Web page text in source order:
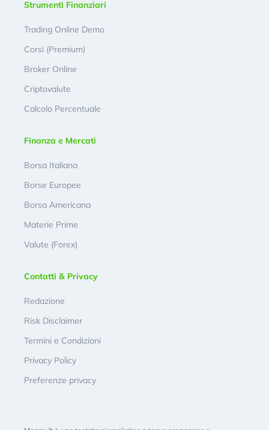
Strumenti Finanziari
Trading Online Demo
Corsi (Premium)
Broker Online
Criptovalute
Calcolo Percentuale
Finanza e Mercati
Borsa Italiana
Borse Europee
Borsa Americana
Materie Prime
Valute (Forex)
Contatti & Privacy
Redazione
Risk Disclaimer
Termini e Condizioni
Privacy Policy
Preferenze privacy